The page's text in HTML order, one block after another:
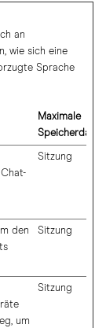
an
wie sich eine
Sprache
Maximale
Speicherdauer
Sitzung
den
Sitzung
um
Sitzung